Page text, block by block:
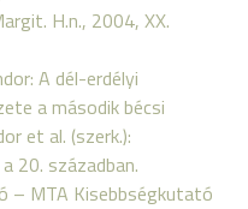
H.n., 2004, XX.
A dél-erdélyi
a második bécsi
et al. (szerk.):
20. században.
– MTA Kisebbségkutató